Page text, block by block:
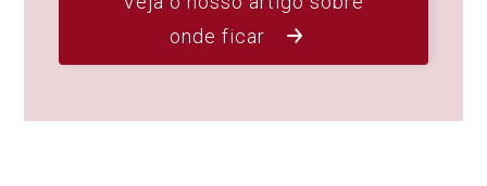
onde ficar